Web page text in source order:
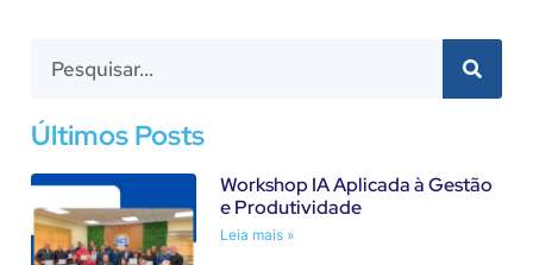
Últimos Posts
Workshop IA Aplicada à Gestão
e Produtividade
Leia mais »